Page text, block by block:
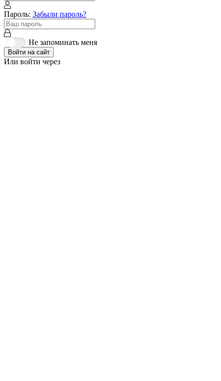
Пароль: Забыли пароль?
Не запоминать меня
Войти на сайт
Или войти через